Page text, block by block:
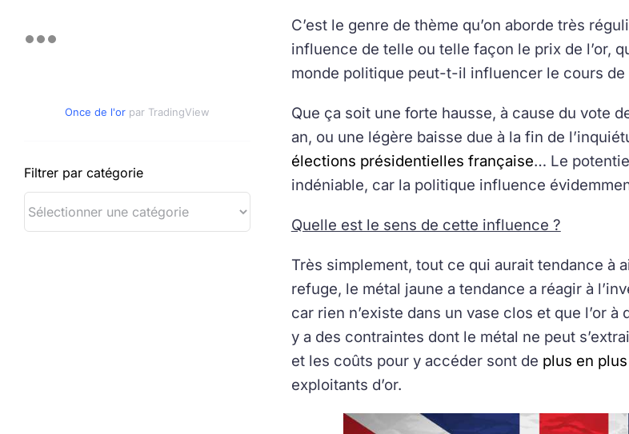
Once de l'or par TradingView
Filtrer par catégorie
C’est le genre de thème qu’on aborde très
influence de telle ou telle façon le prix de l’or,
monde politique peut-t-il influencer le cours de
Que ça soit une forte hausse, à cause du vote
an, ou une légère baisse due à la fin de
élections présidentielles française… Le
indéniable, car la politique influence
Quelle est le sens de cette influence ?
Très simplement, tout ce qui aurait tendance à
refuge, le métal jaune a tendance a réagir à
car rien n’existe dans un vase clos et que l’or
y a des contraintes dont le métal ne peut
et les coûts pour y accéder sont de plus en
exploitants d’or.